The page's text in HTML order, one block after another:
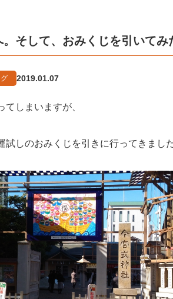
そして、おみくじを引いてみ
2019.01.07
てしまいますが、
試しのおみくじを引きに行ってきまし